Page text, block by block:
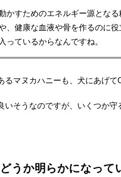
かすためのエネルギー源とな
、健康な血液や骨を作るのに
っているからなんですね。
マヌカハニーも、犬にあげて
いそうなのですが、いくつか守
うか明らかになって